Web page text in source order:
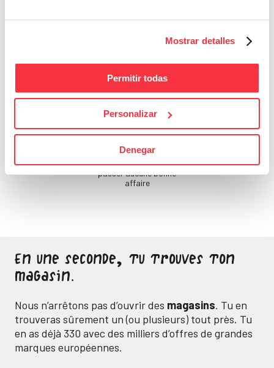
Mostrar detalles
Permitir todas
Personalizar
Denegar
Bons Plans
Sois attentif, ne laisse
passer aucune bonne
affaire
En une seconde, tu trouves ton
magasin.
Nous n’arrêtons pas d’ouvrir des magasins. Tu en
trouveras sûrement un (ou plusieurs) tout près. Tu
en as déjà 330 avec des milliers d’offres de grandes
marques européennes.